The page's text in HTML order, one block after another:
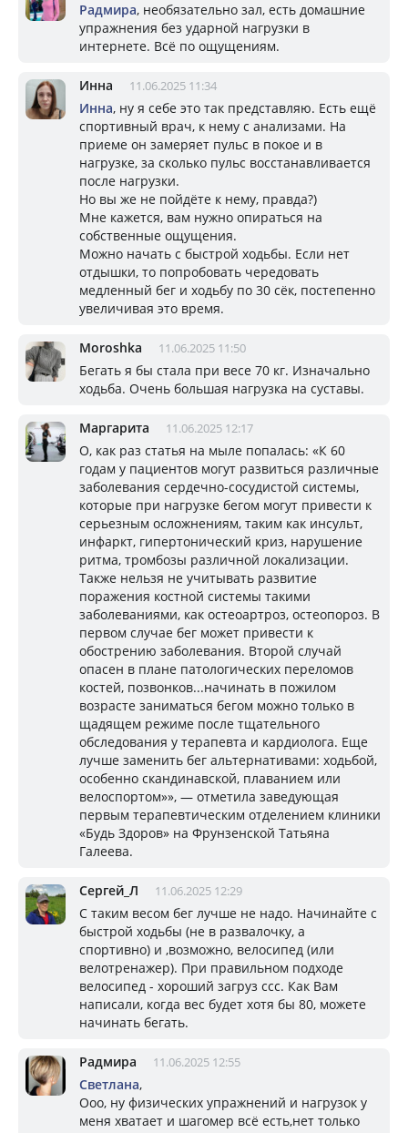
Радмира, необязательно зал, есть домашние
упражнения без ударной нагрузки в
интернете. Всё по ощущениям.
Инна 11.06.2025 11:34
Инна, ну я себе это так представляю. Есть ещё
спортивный врач, к нему с анализами. На
приеме он замеряет пульс в покое и в
нагрузке, за сколько пульс восстанавливается
после нагрузки.
Но вы же не пойдёте к нему, правда?)
Мне кажется, вам нужно опираться на
собственные ощущения.
Можно начать с быстрой ходьбы. Если нет
отдышки, то попробовать чередовать
медленный бег и ходьбу по 30 сёк, постепенно
увеличивая это время.
Moroshka 11.06.2025 11:50
Бегать я бы стала при весе 70 кг. Изначально
ходьба. Очень большая нагрузка на суставы.
Маргарита 11.06.2025 12:17
О, как раз статья на мыле попалась: «К 60
годам у пациентов могут развиться различные
заболевания сердечно-сосудистой системы,
которые при нагрузке бегом могут привести к
серьезным осложнениям, таким как инсульт,
инфаркт, гипертонический криз, нарушение
ритма, тромбозы различной локализации.
Также нельзя не учитывать развитие
поражения костной системы такими
заболеваниями, как остеоартроз, остеопороз. В
первом случае бег может привести к
обострению заболевания. Второй случай
опасен в плане патологических переломов
костей, позвонков...начинать в пожилом
возрасте заниматься бегом можно только в
щадящем режиме после тщательного
обследования у терапевта и кардиолога. Еще
лучше заменить бег альтернативами: ходьбой,
особенно скандинавской, плаванием или
велоспортом»», — отметила заведующая
первым терапевтическим отделением клиники
«Будь Здоров» на Фрунзенской Татьяна
Галеева.
Сергей_Л 11.06.2025 12:29
С таким весом бег лучше не надо. Начинайте с
быстрой ходьбы (не в развалочку, а
спортивно) и ,возможно, велосипед (или
велотренажер). При правильном подходе
велосипед - хороший загруз ссс. Как Вам
написали, когда вес будет хотя бы 80, можете
начинать бегать.
Радмира 11.06.2025 12:55
Светлана,
Ооо, ну физических упражнений и нагрузок у
меня хватает и шагомер всё есть,нет только